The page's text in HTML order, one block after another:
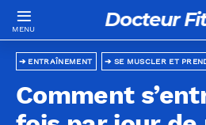
Docteur
SE MUSCLER ET
ENTRAÎNEMENT
Comment